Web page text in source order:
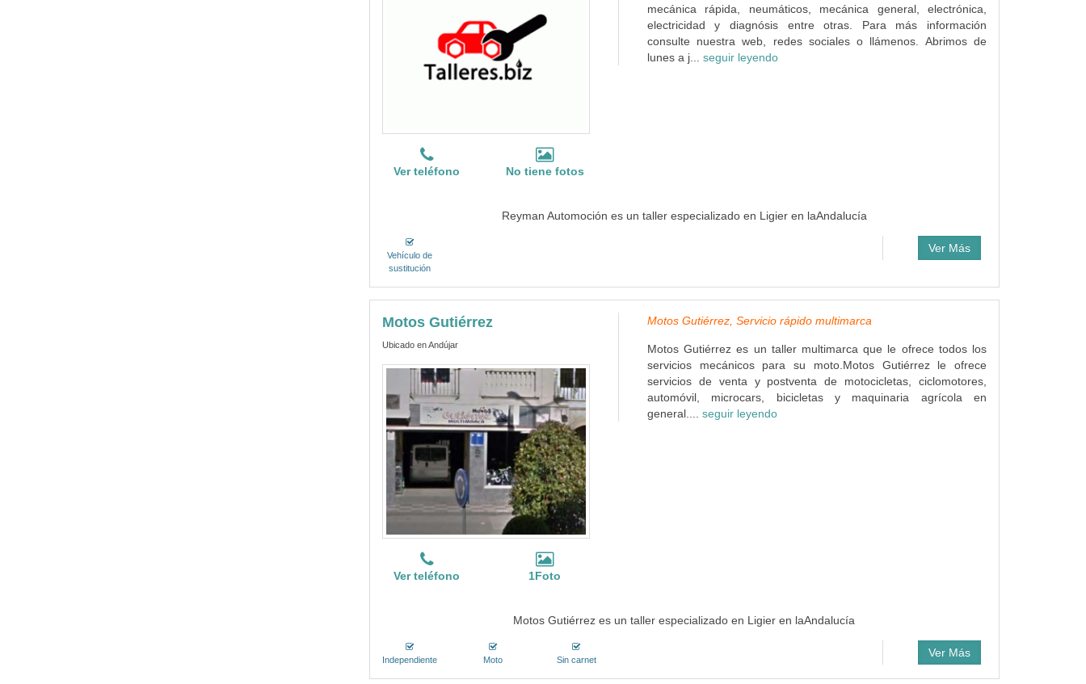
Ver teléfono No tiene fotos
mecánica rápida, neumáticos, mecánica general, electrónica,
electricidad y diagnósis entre otras. Para más información
consulte nuestra web, redes sociales o llámenos. Abrimos de
lunes a j... seguir leyendo
Reyman Automoción es un taller especializado en Ligier en laAndalucía
Vehículo de
sustitución
Ver Más
Motos Gutiérrez
Ubicado en Andújar
Ver teléfono 1Foto
Motos Gutiérrez, Servicio rápido multimarca
Motos Gutiérrez es un taller multimarca que le ofrece todos los
servicios mecánicos para su moto.Motos Gutiérrez le ofrece
servicios de venta y postventa de motocicletas, ciclomotores,
automóvil, microcars, bicicletas y maquinaria agrícola en
general.... seguir leyendo
Motos Gutiérrez es un taller especializado en Ligier en laAndalucía
Independiente Moto Sin carnet
Ver Más